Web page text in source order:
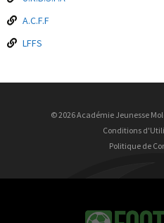
A.C.F.F
LFFS
© 2026 Académie Jeunesse
Conditions
Politique de